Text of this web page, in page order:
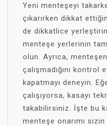
Yeni menteşeyi
çıkarırken dikkat
de dikkatlice
menteşe yerlerinin
olun. Ayrıca,
çalışmadığını kontrol
kapatmayı deneyin.
çalışıyorsa, kasayı
takabilirsiniz. İşte bu
menteşe onarımı